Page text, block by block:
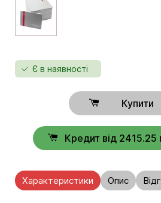
Є в наявності
Купити
Кредит від 2415.25
Характеристики Опис